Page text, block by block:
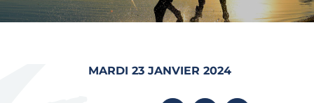
MARDI 23 JANVIER 2024